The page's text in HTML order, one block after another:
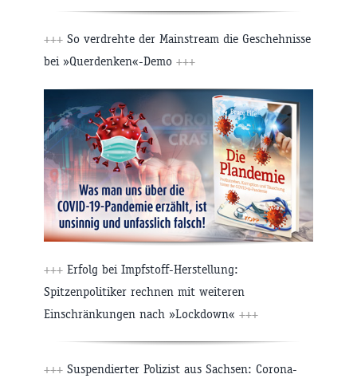
+++ So verdrehte der Mainstream die Geschehnisse
bei »Querdenken«-Demo +++
+++ Erfolg bei Impfstoff-Herstellung:
Spitzenpolitiker rechnen mit weiteren
Einschränkungen nach »Lockdown« +++
+++ Suspendierter Polizist aus Sachsen: Corona-